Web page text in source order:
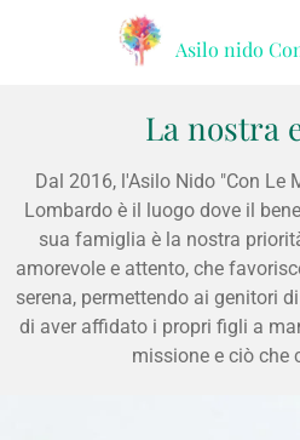
Asilo nido
La nostra
Dal 2016, l'Asilo Nido "Con Le
Lombardo è il luogo dove il
sua famiglia è la nostra
amorevole e attento, che
serena, permettendo ai genitori
di aver affidato i propri figli a
missione e ciò che